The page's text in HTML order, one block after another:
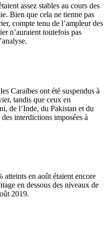
assez stables au cours des
Bien que cela ne tienne pas
compte tenu de l’ampleur des
n’auraient toutefois pas
Caraïbes ont été suspendus à
tandis que ceux en
de l’Inde, du Pakistan et du
interdictions imposées à
atteints en août étaient encore
en dessous des niveaux de
2019.